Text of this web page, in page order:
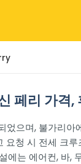
페리 가격,
으며, 불가리
청 시 전세 크
에는 에어컨, 바,